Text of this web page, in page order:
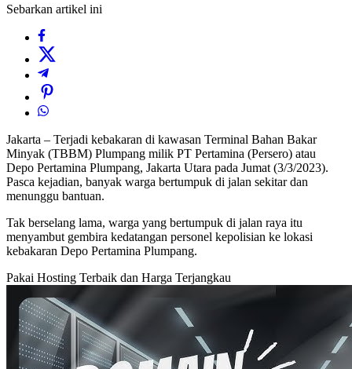
Sebarkan artikel ini
Jakarta – Terjadi kebakaran di kawasan Terminal Bahan Bakar
Minyak (TBBM) Plumpang milik PT Pertamina (Persero) atau
Depo Pertamina Plumpang, Jakarta Utara pada Jumat (3/3/2023).
Pasca kejadian, banyak warga bertumpuk di jalan sekitar dan
menunggu bantuan.
Tak berselang lama, warga yang bertumpuk di jalan raya itu
menyambut gembira kedatangan personel kepolisian ke lokasi
kebakaran Depo Pertamina Plumpang.
Pakai Hosting Terbaik dan Harga Terjangkau